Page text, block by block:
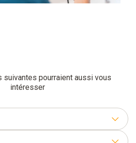
suivantes pourraient aussi vous
intéresser